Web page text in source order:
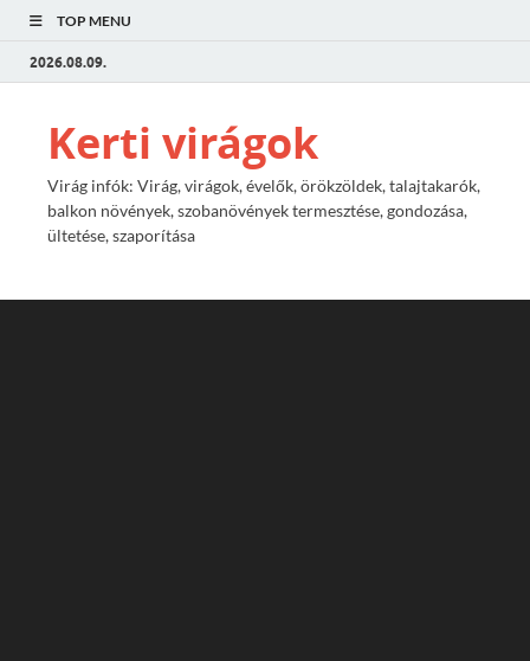
TOP MENU
2026.08.09.
Kerti virágok
Virág infók: Virág, virágok, évelők, örökzöldek, talajtakarók,
balkon növények, szobanövények termesztése, gondozása,
ültetése, szaporítása